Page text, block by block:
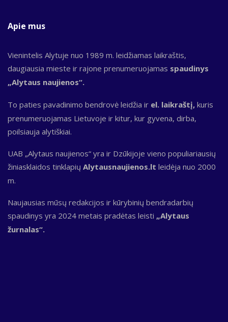
Apie mus
Vienintelis Alytuje nuo 1989 m. leidžiamas laikraštis,
daugiausia mieste ir rajone prenumeruojamas spaudinys
„Alytaus naujienos“.
To paties pavadinimo bendrovė leidžia ir el. laikraštį, kuris
prenumeruojamas Lietuvoje ir kitur, kur gyvena, dirba,
poilsiauja alytiškiai.
UAB „Alytaus naujienos“ yra ir Dzūkijoje vieno populiariausių
žiniasklaidos tinklapių Alytausnaujienos.lt leidėja nuo 2000
m.
Naujausias mūsų redakcijos ir kūrybinių bendradarbių
spaudinys yra 2024 metais pradėtas leisti „Alytaus
žurnalas“.